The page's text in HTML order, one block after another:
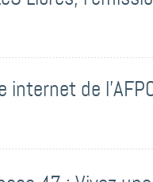
internet de